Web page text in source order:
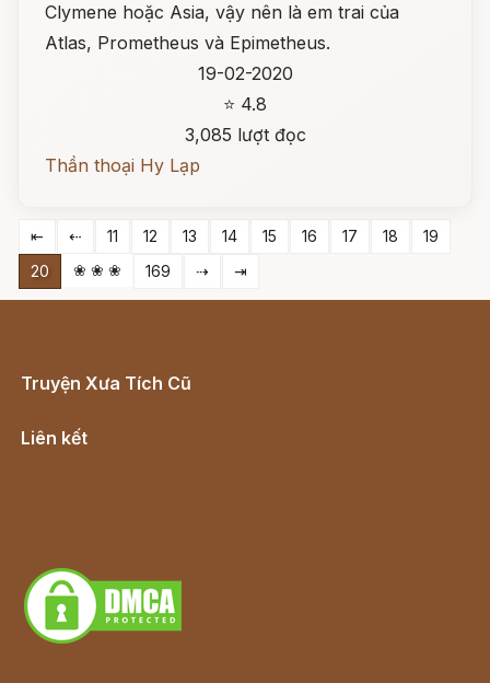
Clymene hoặc Asia, vậy nên là em trai của
Atlas, Prometheus và Epimetheus.
19-02-2020
⭐ 4.8
3,085 lượt đọc
Thần thoại Hy Lạp
⇤ ⇠ 11 12 13 14 15 16 17 18
19
20
❀ ❀ ❀ 169 ⇢ ⇥
Truyện Xưa Tích Cũ
Liên kết